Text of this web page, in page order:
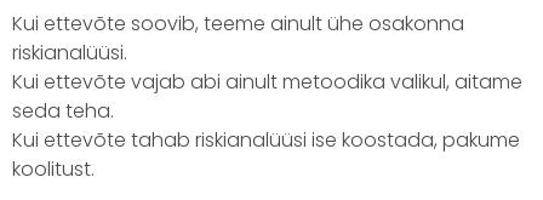
Kui ettevõte soovib, teeme ainult ühe osakonna
riskianalüüsi.
Kui ettevõte vajab abi ainult metoodika valikul, aitame
seda teha.
Kui ettevõte tahab riskianalüüsi ise koostada, pakume
koolitust.